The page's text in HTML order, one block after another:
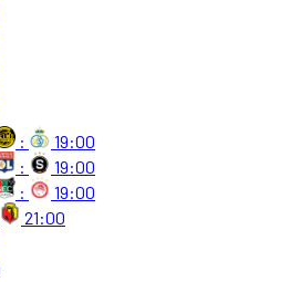
:
19:00
:
19:00
:
19:00
21:00